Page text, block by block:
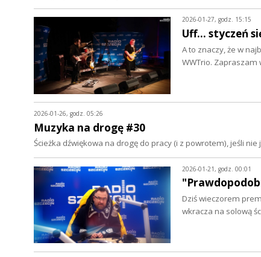
2026-01-27, godz. 15:15
Uff... styczeń
A to znaczy, że w
WWTrio. Zapraszam
2026-01-26, godz. 05:26
Muzyka na drogę #30
Ścieżka dźwiękowa na drogę do pracy (i z powrotem), jeśli
2026-01-21, godz. 00:01
Dziś wieczorem
wkracza na solową